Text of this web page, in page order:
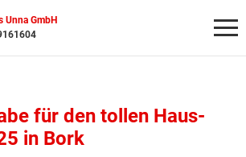
Unna GmbH
für den tollen Haus-
in Bork
Sie suchen?